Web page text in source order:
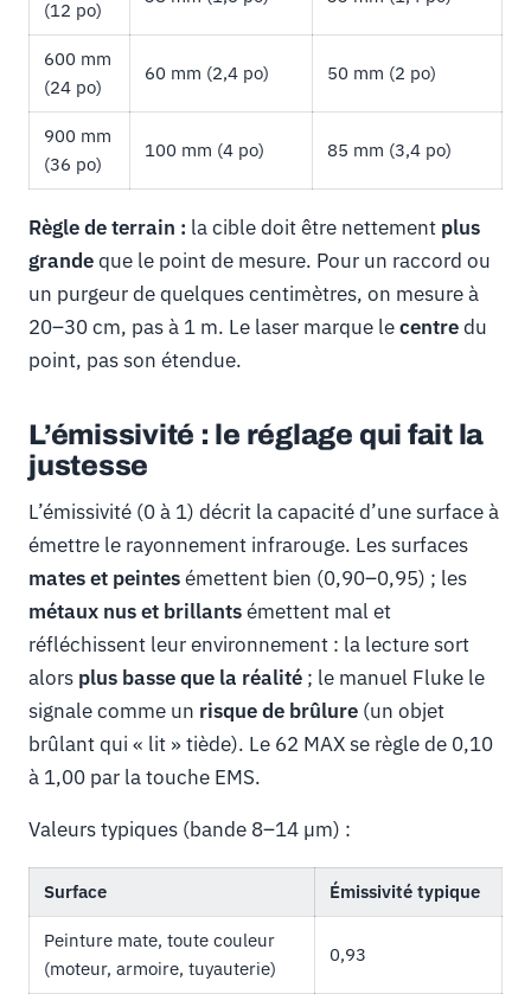
(12 po)
600 mm
(24 po)
60 mm (2,4 po) 50 mm (2 po)
900 mm
(36 po)
100 mm (4 po) 85 mm (3,4 po)
Règle de terrain : la cible doit être nettement plus
grandeque le point de mesure. Pour un raccord ou
un purgeur de quelques centimètres, on mesure à
20–30 cm, pas à 1 m. Le laser marque lecentredu
point, pas son étendue.
L’émissivité : le réglage qui fait la
justesse
L’émissivité (0 à 1) décrit la capacité d’une surface à
émettre le rayonnement infrarouge. Les surfaces
mates et peintesémettent bien (0,90–0,95) ; les
métaux nus et brillantsémettent mal et
réfléchissent leur environnement : la lecture sort
alors plus basse que la réalité ; le manuel Fluke le
signale comme un risque de brûlure (un objet
brûlant qui « lit » tiède). Le 62 MAX se règle de 0,10
à 1,00 par la touche EMS.
Valeurs typiques (bande 8–14 µm) :
Surface Émissivité typique
Peinture mate, toute couleur
(moteur, armoire, tuyauterie)
0,93